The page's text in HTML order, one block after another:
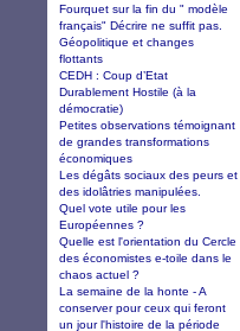
Fourquet sur la fin du " modèle
français" Décrire ne suffit pas.
Géopolitique et changes
flottants
CEDH : Coup d’Etat
Durablement Hostile (à la
démocratie)
Petites observations témoignant
de grandes transformations
économiques
Les dégâts sociaux des peurs et
des idolâtries manipulées.
Quel vote utile pour les
Européennes ?
Quelle est l'orientation du Cercle
des économistes e-toile dans le
chaos actuel ?
La semaine de la honte - A
conserver pour ceux qui feront
un jour l'histoire de la période